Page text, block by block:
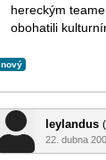
hereckým
obohatili
nový
leylandus
22. dubna